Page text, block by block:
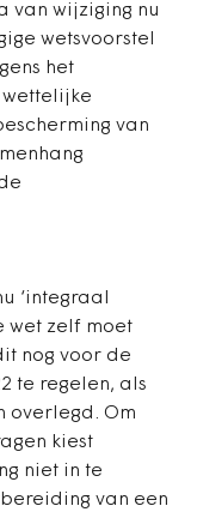
van wijziging nu
wetsvoorstel
het
van
‘integraal
wet zelf moet
nog voor de
te regelen, als
overlegd. Om
kiest
niet in te
van een